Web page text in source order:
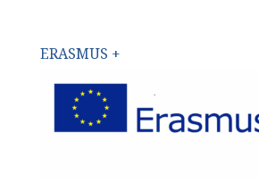
ERASMUS +